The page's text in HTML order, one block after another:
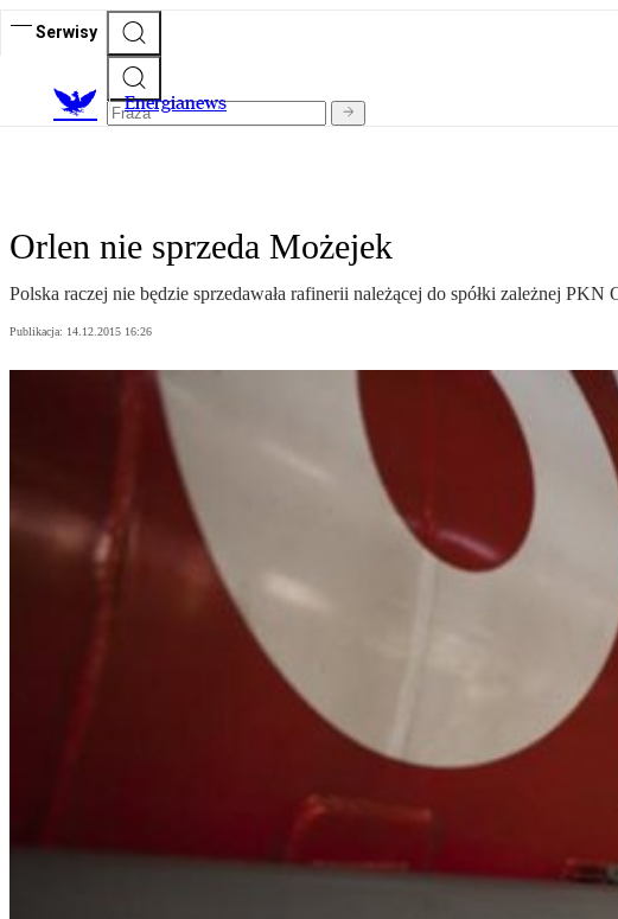
Serwisy
Energianews
Orlen nie sprzeda Możejek
Polska raczej nie będzie sprzedawała rafinerii należącej do spółki zależnej
Publikacja: 14.12.2015 16:26